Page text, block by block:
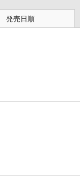
発売日順